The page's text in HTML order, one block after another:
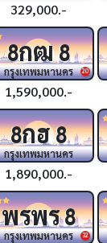
329,000.-
20
8กฒ8
กรุงเทพมหานคร
1,590,000.-
8กฮ8
กรุงเทพมหานคร
1,890,000.-
32
พรพร8
กรุงเทพมหานคร